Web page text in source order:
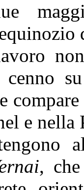
cenno
e nella
,